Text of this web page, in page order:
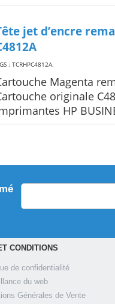
jet d’encre
: TCRHPC4812A.
Magenta
originale
HP
CONDITIONS
de confidentialité
du web
Générales de Vente